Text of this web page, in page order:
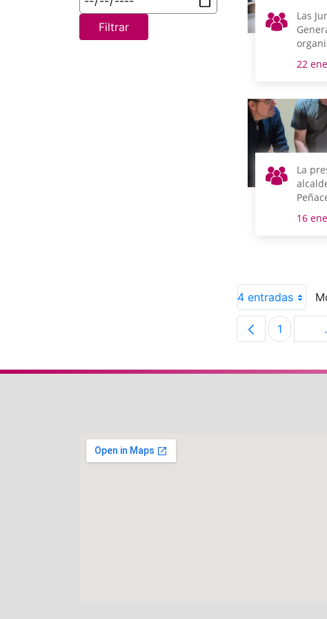
Filtrar
Las
de
22
La
16
4 entradas
Página
1